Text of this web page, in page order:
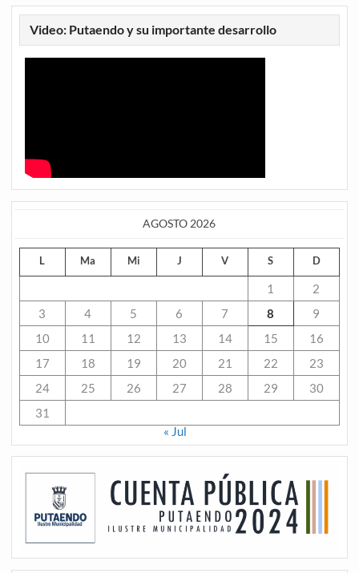
Video: Putaendo y su importante desarrollo
AGOSTO 2026
L Ma Mi J V S D
1
2
3
4 5 6 7 8
9
10
11 12 13 14 15
16
17
18 19 20 21 22
23
24
25 26 27 28 29
30
31
« Jul